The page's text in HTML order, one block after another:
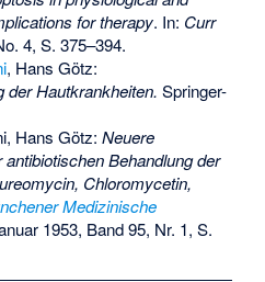
for therapy. In: Curr
4, S. 375–394.
, Hans Götz:
der Hautkrankheiten. Springer-
Hans Götz:Neuere
Behandlung der
Chloromycetin,
Medizinische
1953, Band 95, Nr. 1, S.